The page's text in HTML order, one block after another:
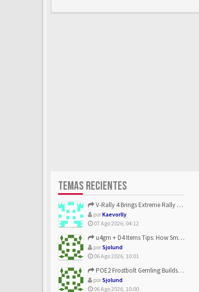
TEMAS RECIENTES
V-Rally 4 Brings Extreme Rally Racing With Challenging Track...
porKaevorlly
07 Ago 2026, 04:12
u4gm + D4 Items Tips: How Smart Players Optimize Gear, Build...
porSjolund
06 Ago 2026, 10:01
POE2 Frostbolt Gemling Builds Get Stronger With u4gm’s Ice C...
porSjolund
06 Ago 2026, 10:00